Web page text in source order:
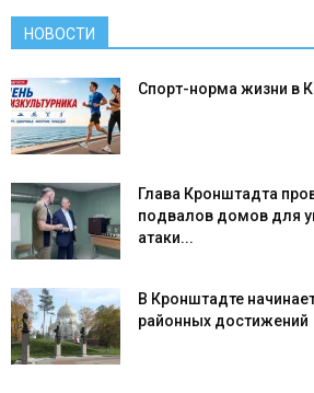
НОВОСТИ
Спорт-норма жизни в
Глава Кронштадта
подвалов домов для
атаки...
В Кронштадте
районных достижений